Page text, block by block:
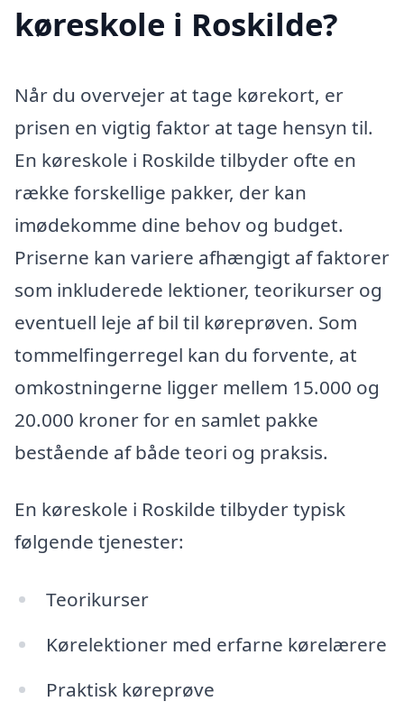
køreskole i Roskilde?
Når du overvejer at tage kørekort, er
prisen en vigtig faktor at tage hensyn til.
En køreskole i Roskilde tilbyder ofte en
række forskellige pakker, der kan
imødekomme dine behov og budget.
Priserne kan variere afhængigt af faktorer
som inkluderede lektioner, teorikurser og
eventuell leje af bil til køreprøven. Som
tommelfingerregel kan du forvente, at
omkostningerne ligger mellem 15.000 og
20.000 kroner for en samlet pakke
bestående af både teori og praksis.
En køreskole i Roskilde tilbyder typisk
følgende tjenester:
Teorikurser
Kørelektioner med erfarne kørelærere
Praktisk køreprøve